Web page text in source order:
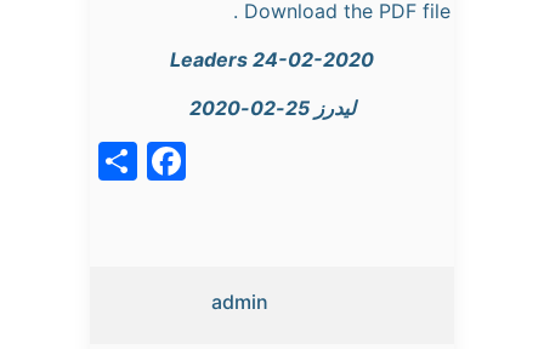
Download the PDF file .
Leaders 24-02-2020
ليدرز 25-02-2020
admin